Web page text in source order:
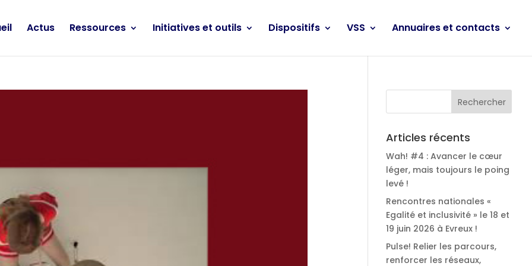
Actus Ressources Initiatives et outils Dispositifs VSS Annuaires et contacts
Articles récents
Wah! #4 : Avancer le cœur
léger, mais toujours le poing
levé !
Rencontres nationales «
Egalité et inclusivité » le 18 et
19 juin 2026 à Evreux !
Pulse! Relier les parcours,
renforcer les réseaux,